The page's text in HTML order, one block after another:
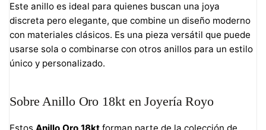
Este anillo es ideal para quienes buscan una joya
discreta pero elegante, que combine un diseño moderno
con materiales clásicos. Es una pieza versátil que puede
usarse sola o combinarse con otros anillos para un estilo
único y personalizado.
Sobre Anillo Oro 18kt en Joyería Royo